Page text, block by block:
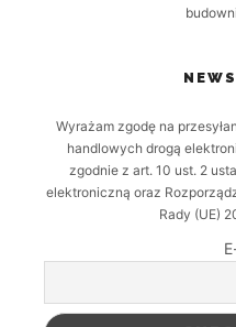
Wyrażam zgodę na
handlowych drogą
zgodnie z art. 10 ust. 2
elektroniczną oraz
Rady (UE)